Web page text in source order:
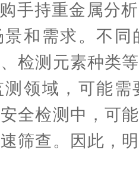
持重金属分析
景和需求。不
检测元素种类
领域，可能需
全检测中，可
筛查。因此，